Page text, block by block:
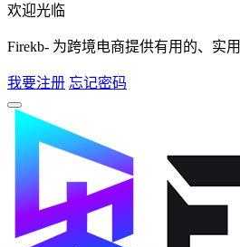
欢迎光临
Firekb- 为跨境电商提供有用的、实
我要注册 忘记密码